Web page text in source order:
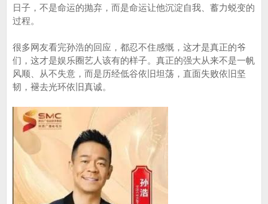
日子，不是命运的抛弃，而是命运让他沉淀自我、蓄力蜕变的
过程。
很多网友看完孙浩的回应，都忍不住感慨，这才是真正的爷
们，这才是娱乐圈艺人该有的样子。真正的强大从来不是一帆
风顺、从不失意，而是历经低谷依旧坦荡，直面失败依旧坚
韧，褪去光环依旧真诚。